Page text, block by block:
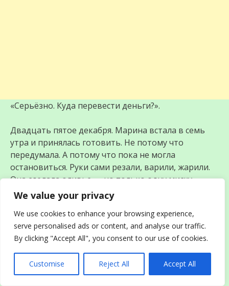
We value your privacy
We use cookies to enhance your browsing experience,
serve personalised ads or content, and analyse our traffic.
By clicking "Accept All", you consent to our use of cookies.
Customise Reject All Accept All
«Серьёзно. Куда перевести деньги?».
Двадцать пятое декабря. Марина встала в семь
утра и принялась готовить. Не потому что
передумала. А потому что пока не могла
остановиться. Руки сами резали, варили, жарили.
Она сделала оливье — но только одну миску
вместо обычных трёх. Сварила яйца для селёдки,
но не стала её собирать.
В три часа дня приехали родители Игоря. Галина
Петровна — его мать — сразу прошла на кухню.
— Маринушка, ты такая умница! Я знала, что на
тебя можно положиться. — Она заглянула в